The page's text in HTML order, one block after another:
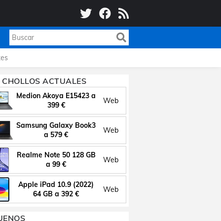
CHOLLOS ACTUALES
Medion Akoya E15423 a
399 €
Web
Samsung Galaxy Book3
a 579 €
Web
Realme Note 50 128 GB
a 99 €
Web
Apple iPad 10.9 (2022)
64 GB a 392 €
Web